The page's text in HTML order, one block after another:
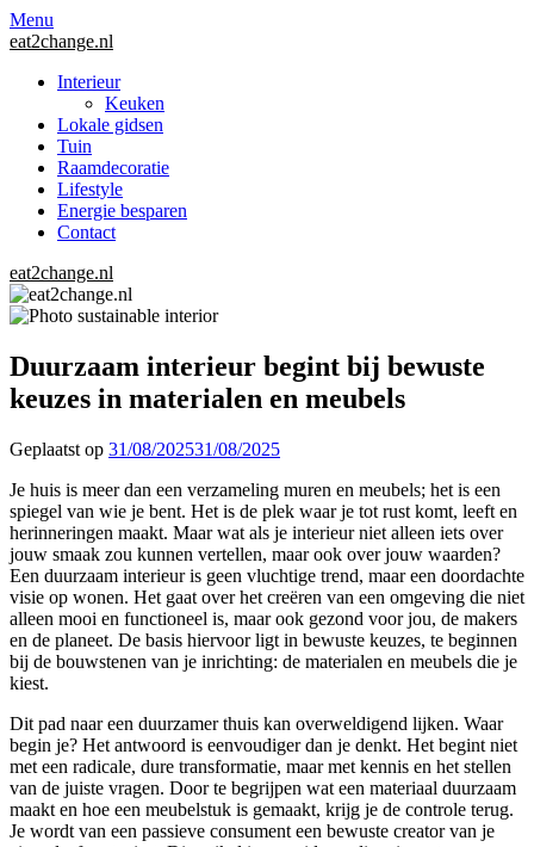
Menu
eat2change.nl
Interieur
Keuken
Lokale gidsen
Tuin
Raamdecoratie
Lifestyle
Energie besparen
Contact
eat2change.nl
Duurzaam interieur begint bij bewuste
keuzes in materialen en meubels
Geplaatst op 31/08/202531/08/2025
Je huis is meer dan een verzameling muren en meubels; het is een
spiegel van wie je bent. Het is de plek waar je tot rust komt, leeft en
herinneringen maakt. Maar wat als je interieur niet alleen iets over
jouw smaak zou kunnen vertellen, maar ook over jouw waarden?
Een duurzaam interieur is geen vluchtige trend, maar een doordachte
visie op wonen. Het gaat over het creëren van een omgeving die niet
alleen mooi en functioneel is, maar ook gezond voor jou, de makers
en de planeet. De basis hiervoor ligt in bewuste keuzes, te beginnen
bij de bouwstenen van je inrichting: de materialen en meubels die je
kiest.
Dit pad naar een duurzamer thuis kan overweldigend lijken. Waar
begin je? Het antwoord is eenvoudiger dan je denkt. Het begint niet
met een radicale, dure transformatie, maar met kennis en het stellen
van de juiste vragen. Door te begrijpen wat een materiaal duurzaam
maakt en hoe een meubelstuk is gemaakt, krijg je de controle terug.
Je wordt van een passieve consument een bewuste creator van je